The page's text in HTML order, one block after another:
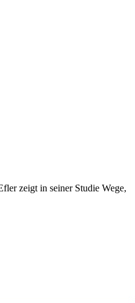
zeigt in seiner Studie Wege,